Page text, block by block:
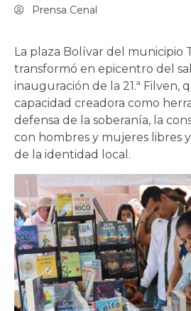
Prensa Cenal
La plaza Bolívar del municipio
transformó en epicentro del
inauguración de la 21.ª Filven,
capacidad creadora como
defensa de la soberanía, la
con hombres y mujeres libres
de la identidad local.